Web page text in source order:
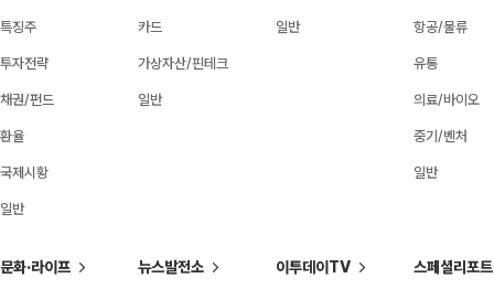
특징주
투자전략
채권/펀드
환율
국제시황
일반
카드
가상자산/핀테크
일반
일반 항공/물류
유통
의료/바이오
중기/벤처
일반
문화·라이프 뉴스발전소 이투데이TV 스페셜리포트